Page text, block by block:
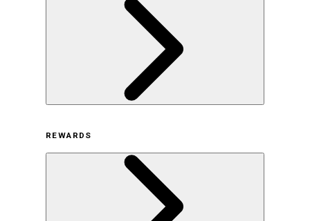
サステナビリティの取り組み（米国/英語）
ヒストリー
採用情報
オンラインストア利用規約
プライバシーポリシー
特定商取引法に基づく表示
古物営業法に基づく表示
REWARDS